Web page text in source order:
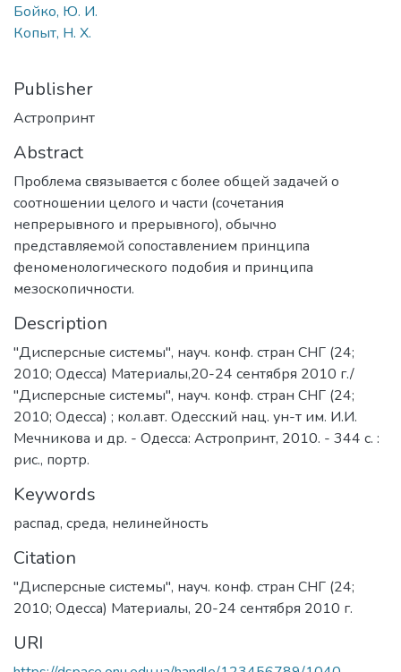
Бойко, Ю. И.
Копыт, Н. Х.
Publisher
Астропринт
Abstract
Проблема связывается с более общей задачей о
соотношении целого и части (сочетания
непрерывного и прерывного), обычно
представляемой сопоставлением принципа
феноменологического подобия и принципа
мезоскопичности.
Description
"Дисперсные системы", науч. конф. стран СНГ (24;
2010; Одесса) Материалы,20-24 сентября 2010 г./
"Дисперсные системы", науч. конф. стран СНГ (24;
2010; Одесса) ; кол.авт. Одесский нац. ун-т им. И.И.
Мечникова и др. - Одесса: Астропринт, 2010. - 344 с. :
рис., портр.
Keywords
распад, среда, нелинейность
Citation
"Дисперсные системы", науч. конф. стран СНГ (24;
2010; Одесса) Материалы, 20-24 сентября 2010 г.
URI